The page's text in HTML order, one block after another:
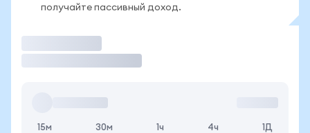
получайте пассивный доход.
15м 30м 1ч 4ч 1Д